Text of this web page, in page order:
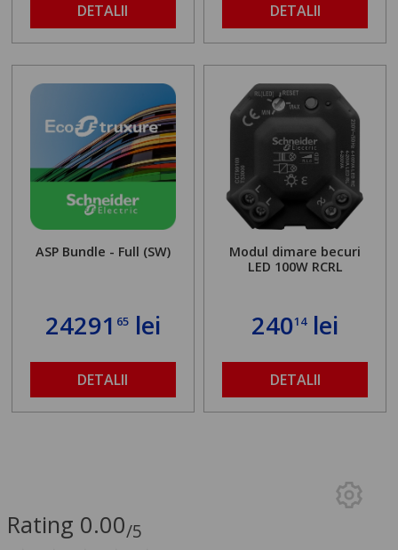
DETALII DETALII
ASP Bundle - Full (SW)
24291 65lei
DETALII
Modul dimare becuri
LED 100W RCRL
24014lei
DETALII
Rating 0.00/5